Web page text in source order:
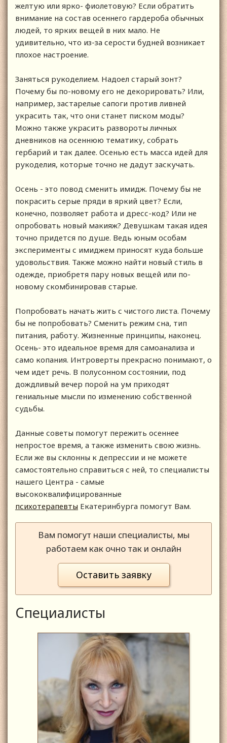
желтую или ярко- фиолетовую? Если обратить
внимание на состав осеннего гардероба обычных
людей, то ярких вещей в них мало. Не
удивительно, что из-за серости будней возникает
плохое настроение.
Заняться рукоделием. Надоел старый зонт?
Почему бы по-новому его не декорировать? Или,
например, застарелые сапоги против ливней
украсить так, что они станет писком моды?
Можно также украсить развороты личных
дневников на осеннюю тематику, собрать
гербарий и так далее. Осенью есть масса идей для
рукоделия, которые точно не дадут заскучать.
Осень - это повод сменить имидж. Почему бы не
покрасить серые пряди в яркий цвет? Если,
конечно, позволяет работа и дресс-код? Или не
опробовать новый макияж? Девушкам такая идея
точно придется по душе. Ведь юным особам
эксперименты с имиджем приносят куда больше
удовольствия. Также можно найти новый стиль в
одежде, приобретя пару новых вещей или по-
новому скомбинировав старые.
Попробовать начать жить с чистого листа. Почему
бы не попробовать? Сменить режим сна, тип
питания, работу. Жизненные принципы, наконец.
Осень- это идеальное время для самоанализа и
само копания. Интроверты прекрасно понимают, о
чем идет речь. В полусонном состоянии, под
дождливый вечер порой на ум приходят
гениальные мысли по изменению собственной
судьбы.
Данные советы помогут пережить осеннее
непростое время, а также изменить свою жизнь.
Если же вы склонны к депрессии и не можете
самостоятельно справиться с ней, то специалисты
нашего Центра - самые
высококвалифицированные
психотерапевты Екатеринбурга помогут Вам.
Вам помогут наши специалисты, мы
работаем как очно так и онлайн
Оставить заявку
Специалисты